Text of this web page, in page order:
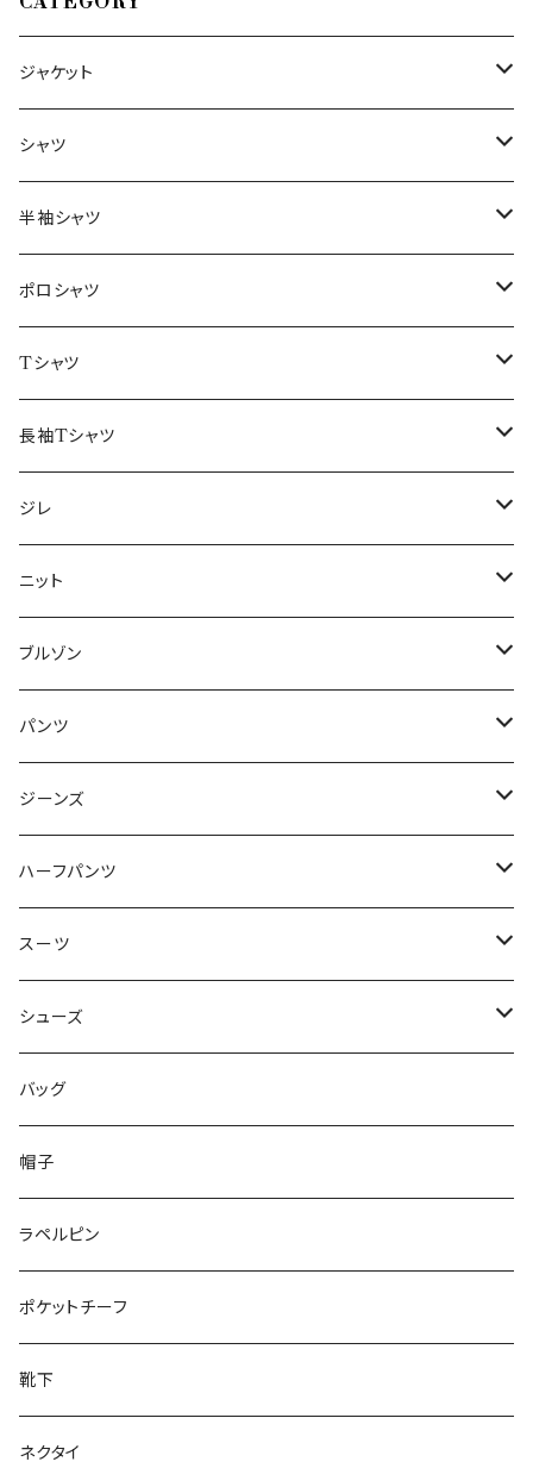
ジャケット
～44/S
46/M
48/L
50/XL～
シャツ
～44/S
46/M
48/L
50/XL～
半袖シャツ
～44/S
46/M
48/L
50/XL～
ポロシャツ
～44/S
46/M
48/L
50/XL～
Tシャツ
～44/S
46/M
48/L
50/XL～
長袖Tシャツ
～44/S
46/M
48/L
50/XL～
ジレ
～44/S
46/M
48/L
50/XL～
ニット
～44/S
46/M
48/L
50/XL～
ブルゾン
～44/S
46/M
48/L
50/XL～
パンツ
～44/S
46/M
48/L
50/XL～
ジーンズ
～44/S
46/M
48/L
50/XL～
ハーフパンツ
～44/S
46/M
48/L
50/XL～
スーツ
～44/S
46/M
48/L
50/XL～
シューズ
～25.5cm
26cm～
27cm～
28cm～
バッグ
帽子
ラペルピン
ポケットチーフ
靴下
ネクタイ